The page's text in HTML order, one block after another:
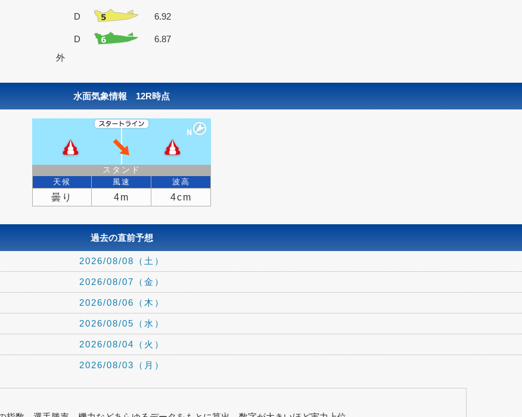
D 6.92
D
6.87
外
水面気象情報 12R時点
スタンド
天候 風速 波高
曇り 4m 4cm
過去の直前予想
2026/08/08（土）
2026/08/07（金）
2026/08/06（木）
2026/08/05（水）
2026/08/04（火）
2026/08/03（月）
2026/07/31（金）